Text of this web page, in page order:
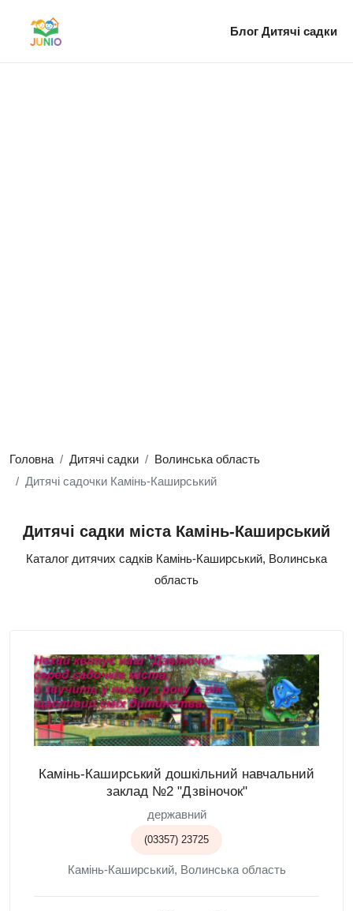
Блог Дитячі садки
Головна Дитячі садки
Волинська область
Дитячі садочки Камінь-Каширський
Дитячі садки міста Камінь-Каширський
Каталог дитячих садків Камінь-Каширський, Волинська
область
Камінь-Каширський дошкільний навчальний
заклад №2 "Дзвіночок"
державний
(03357) 23725
Камінь-Каширський, Волинська область